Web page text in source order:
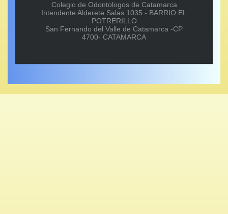
Colegio de Odontologos de Catamarca
Intendente Alderete Salas 1035 - BARRIO EL
POTRERILLO
San Fernando del Valle de Catamarca -CP
4700- CATAMARCA